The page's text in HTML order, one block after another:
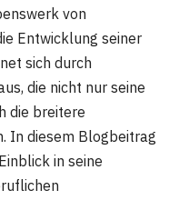
von
Entwicklung seiner
sich durch
die nicht nur seine
die breitere
In diesem Blogbeitrag
in seine